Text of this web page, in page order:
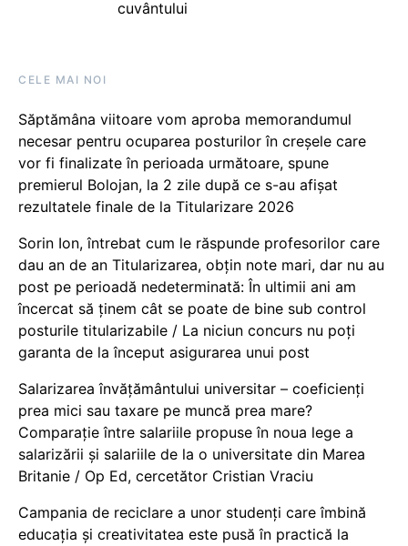
cuvântului
CELE MAI NOI
Săptămâna viitoare vom aproba memorandumul
necesar pentru ocuparea posturilor în creșele care
vor fi finalizate în perioada următoare, spune
premierul Bolojan, la 2 zile după ce s-au afișat
rezultatele finale de la Titularizare 2026
Sorin Ion, întrebat cum le răspunde profesorilor care
dau an de an Titularizarea, obțin note mari, dar nu au
post pe perioadă nedeterminată: În ultimii ani am
încercat să ținem cât se poate de bine sub control
posturile titularizabile / La niciun concurs nu poți
garanta de la început asigurarea unui post
Salarizarea învățământului universitar – coeficienți
prea mici sau taxare pe muncă prea mare?
Comparație între salariile propuse în noua lege a
salarizării și salariile de la o universitate din Marea
Britanie / Op Ed, cercetător Cristian Vraciu
Campania de reciclare a unor studenți care îmbină
educația și creativitatea este pusă în practică la